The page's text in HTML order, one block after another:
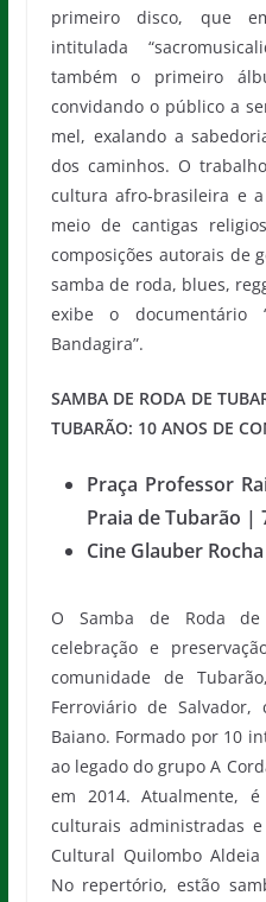
primeiro disco, que
intitulada
também o primeiro
convidando o público a
mel, exalando a
dos caminhos. O
cultura afro-brasileira e
meio de cantigas
composições autorais de
samba de roda, blues,
exibe o documentário
Bandagira”.
SAMBA DE RODA DE
TUBARÃO: 10 ANOS DE
Praça Professor
Praia de Tubarão |
Cine Glauber
O Samba de Roda
celebração e
comunidade de
Ferroviário de Salvador,
Baiano. Formado por 10
ao legado do grupo A
em 2014. Atualmente,
culturais administradas
Cultural Quilombo Aldeia
No repertório, estão